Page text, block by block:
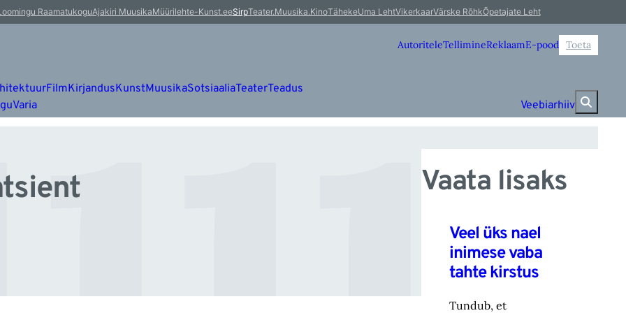
RaamatukoguAjakiri MuusikaMüürilehte-Kunst.eeSirpTeater.Muusika.KinoTähekeUma LehtVikerkaarVärske RõhkÕpetajate Leht
AutoriteleTellimineReklaamE-pood Toeta
FilmKirjandusKunstMuusikaSotsiaaliaTeaterTeadus
Varia Veebiarhiiv
Vaata lisaks
Veel üks nael
inimese vaba
tahte kirstus
Tundub, et